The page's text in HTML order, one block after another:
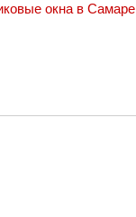
окна в Самаре